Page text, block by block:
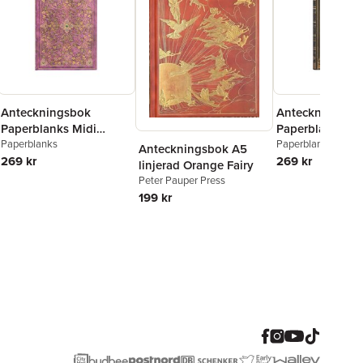
Anteckningsbok
Paperblanks Midi
linjerad - Diamond
Jubilee
Paperblanks
269 kr
Anteckningsbok A5
linjerad Orange Fairy
Peter Pauper Press
199 kr
Paperblanks
linjerad -
Paperblanks
269 kr